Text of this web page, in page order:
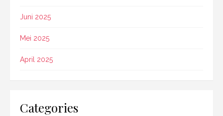
Juni 2025
Mei 2025
April 2025
Categories